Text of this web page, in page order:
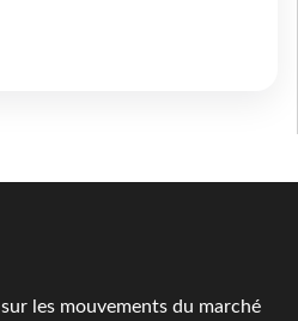
les mouvements du marché